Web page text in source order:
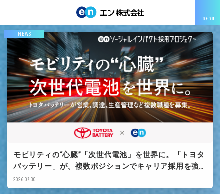
モビリティの“心臓”「次世代電池」を世界に。「トヨタ
バッテリー」が、複数ポジションでキャリア採用を強
化。
2026.07.30
NEWS